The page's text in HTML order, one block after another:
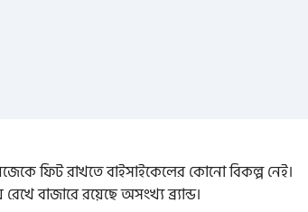
ফিট রাখতে বাইসাইকেলের কোনো বিকল্প নেই।
বাজারে রয়েছে অসংখ্য ব্র্যান্ড।